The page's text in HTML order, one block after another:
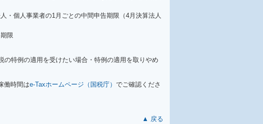
・個人事業者の1月ごとの中間申告期限（4月決算法人
限
の特例の適用を受けたい場合・特例の適用を取りやめ
働時間はe-Taxホームページ（国税庁） でご確認くださ
▲ 戻る